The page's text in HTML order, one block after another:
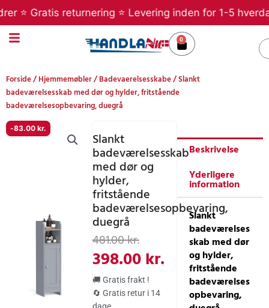
til
indholdet
returnering ⭐ Levering inden for 1-5 hverdage
0
Kurv
Forside/Hjemmemøbler/Badevaerelsesskabe/ Slankt
badeværelsesskab med dør og hylder, fritstående
badeværelsesopbevaring, duegrå
-83.00 kr.
Slankt
badeværelsesskab
med dør og
hylder,
fritstående
badeværelsesopbevaring,
duegrå
481.00kr.Den
oprindelige
pris
var:
398.00kr.
Den
aktuelle
pris
🚚 Gratis frakt !
🔄 Gratis retur i 14
dage
Beskrivelse
Yderligere
information
Slankt
badeværelses
skab med dør
og hylder,
fritstående
badeværelses
opbevaring,